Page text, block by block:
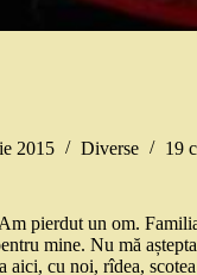
2015 Diverse 19
pierdut un om.
mine. Nu mă
aici, cu noi, rîdea,